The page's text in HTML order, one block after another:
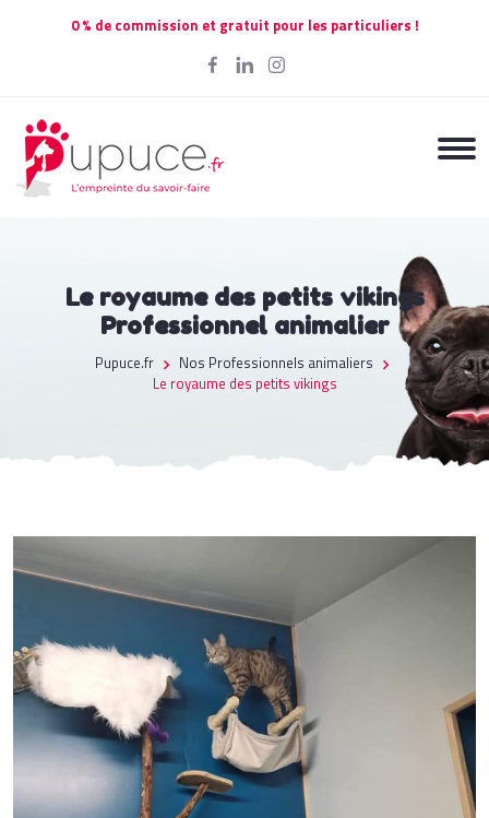
0 % de commission et gratuit pour les particuliers !
Le royaume des petits vikings
Professionnel animalier
Pupuce.fr
Nos Professionnels animaliers
Le royaume des petits vikings